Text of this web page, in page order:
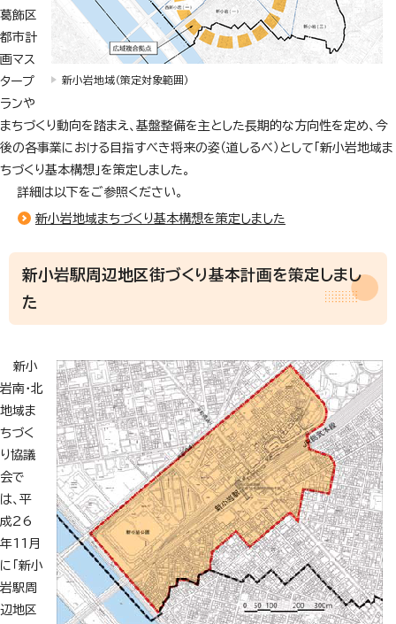
新小岩地域（策定対象範囲）
葛飾区
都市計
画マス
タープ
ランや
まちづくり動向を踏まえ、基盤整備を主とした長期的な方向性を定め、今
後の各事業における目指すべき将来の姿（道しるべ）として「新小岩地域ま
ちづくり基本構想」を策定しました。
詳細は以下をご参照ください。
新小岩地域まちづくり基本構想を策定しました
新小岩駅周辺地区街づくり基本計画を策定しまし
た
新小
岩南・北
地域ま
ちづく
り協議
会で
は、平
成26
年11月
に「新小
岩駅周
辺地区